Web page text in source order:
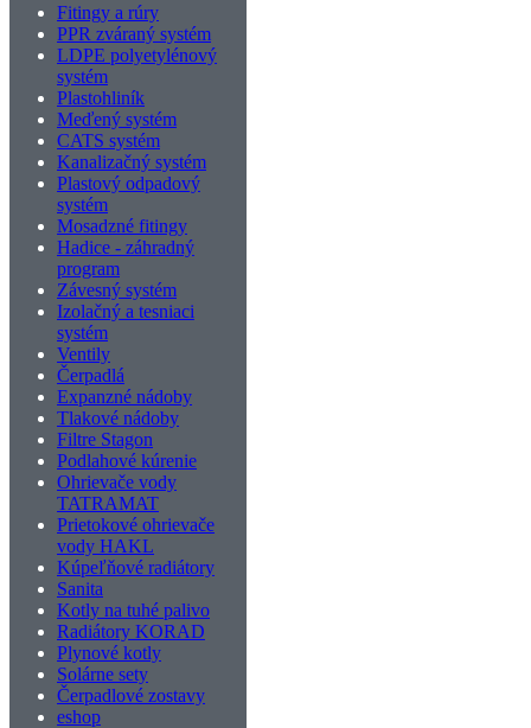
Fitingy a rúry
PPR zváraný systém
LDPE polyetylénový
systém
Plastohliník
Meďený systém
CATS systém
Kanalizačný systém
Plastový odpadový
systém
Mosadzné fitingy
Hadice - záhradný
program
Závesný systém
Izolačný a tesniaci
systém
Ventily
Čerpadlá
Expanzné nádoby
Tlakové nádoby
Filtre Stagon
Podlahové kúrenie
Ohrievače vody
TATRAMAT
Prietokové ohrievače
vody HAKL
Kúpeľňové radiátory
Sanita
Kotly na tuhé palivo
Radiátory KORAD
Plynové kotly
Solárne sety
Čerpadlové zostavy
eshop